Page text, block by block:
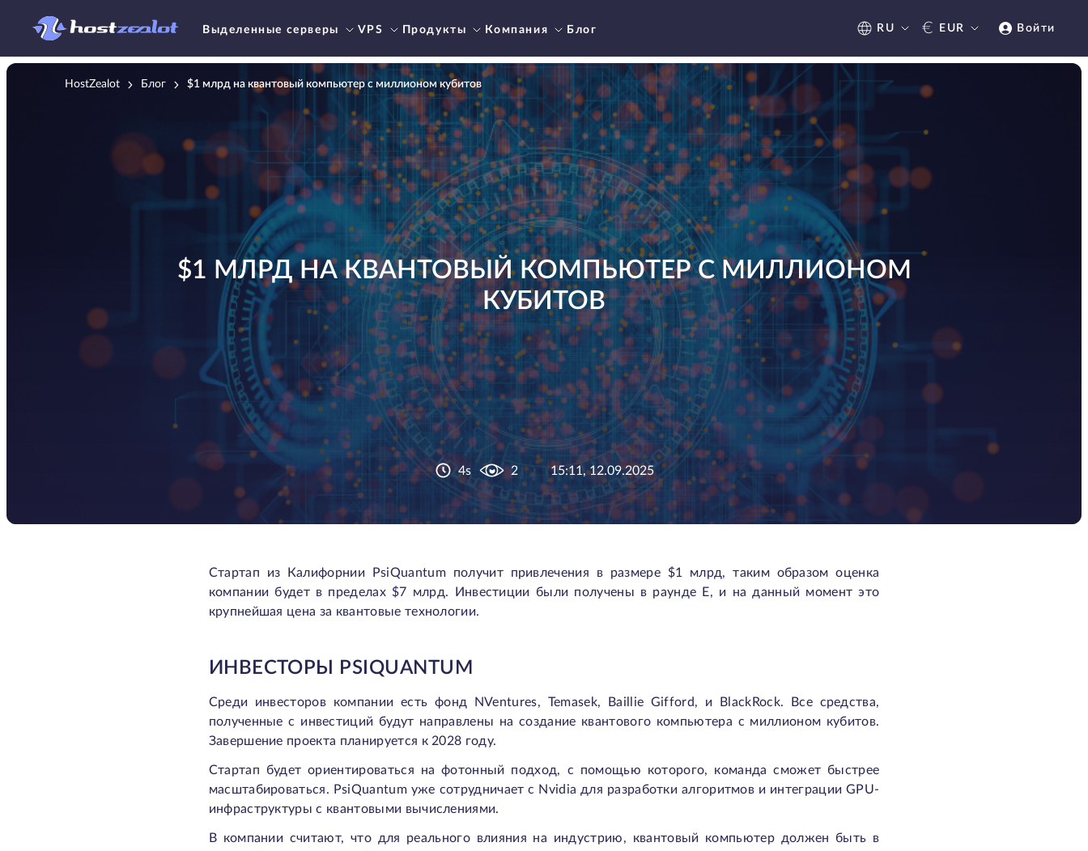
Выделенные серверы VPS Продукты Компания Блог RU € EUR Войти
HostZealot Блог $1 млрд на квантовый компьютер с миллионом кубитов
$1 МЛРД НА КВАНТОВЫЙ КОМПЬЮТЕР С МИЛЛИОНОМ
КУБИТОВ
4s 2 15:11, 12.09.2025
Стартап из Калифорнии PsiQuantum получит привлечения в размере $1 млрд, таким образом оценка
компании будет в пределах $7 млрд. Инвестиции были получены в раунде E, и на данный момент это
крупнейшая цена за квантовые технологии.
ИНВЕСТОРЫ PSIQUANTUM
Среди инвесторов компании есть фонд NVentures, Temasek, Baillie Gifford, и BlackRock. Все средства,
полученные с инвестиций будут направлены на создание квантового компьютера с миллионом кубитов.
Завершение проекта планируется к 2028 году.
Стартап будет ориентироваться на фотонный подход, с помощью которого, команда сможет быстрее
масштабироваться. PsiQuantum уже сотрудничает с Nvidia для разработки алгоритмов и интеграции GPU-
инфраструктуры с квантовыми вычислениями.
В компании считают, что для реального влияния на индустрию, квантовый компьютер должен быть в